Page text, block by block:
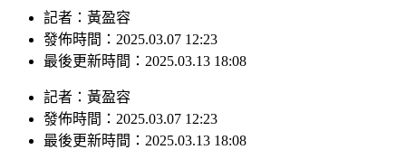
記者：黃盈容
發佈時間：2025.03.07 12:23
最後更新時間：2025.03.13 18:08
記者 ： 黃盈容
發佈時間： 2025.03.07 12:23
最後更新時間： 2025.03.13 18:08